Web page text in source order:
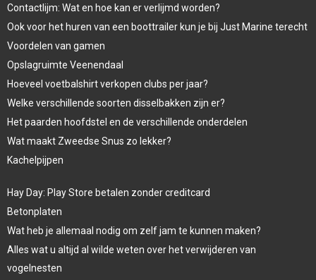
Contactlijm: Wat en hoe kan er verlijmd worden?
Ook voor het huren van een boottrailer kun je bij Just Marine terecht
Voordelen van gamen
Opslagruimte Veenendaal
Hoeveel voetbalshirt verkopen clubs per jaar?
Welke verschillende soorten disselbakken zijn er?
Het paarden hoofdstel en de verschillende onderdelen
Wat maakt Zweedse Snus zo lekker?
Kachelpijpen
Hay Day: Play Store betalen zonder creditcard
Betonplaten
Wat heb je allemaal nodig om zelf jam te kunnen maken?
Alles wat u altijd al wilde weten over het verwijderen van
vogelnesten